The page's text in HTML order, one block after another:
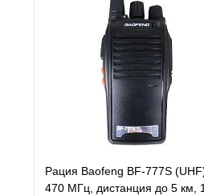
Купить в 1 клик К
В избранное
Рация Baofeng BF-777S
470 МГц, дистанция до 5 км,